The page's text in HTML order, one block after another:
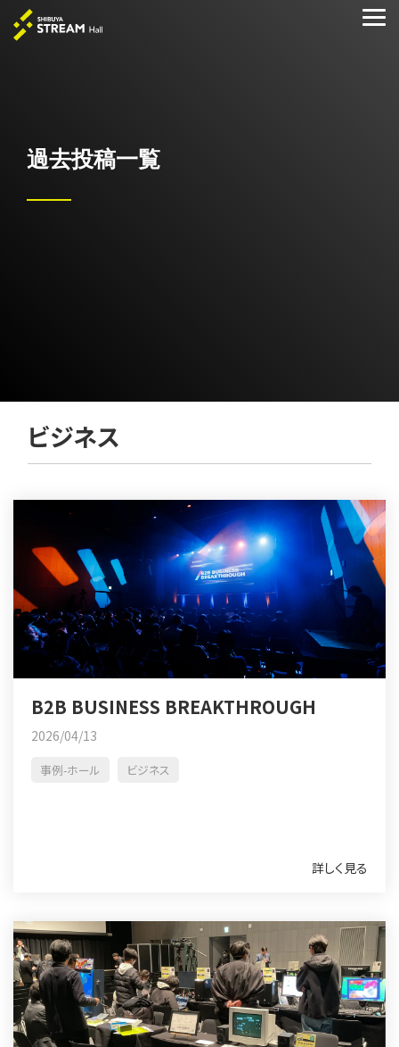
Skip
to
the
過去投稿一覧
ビジネス
B2B BUSINESS BREAKTHROUGH
2026/04/13
事例-ホール ビジネス
詳しく見る